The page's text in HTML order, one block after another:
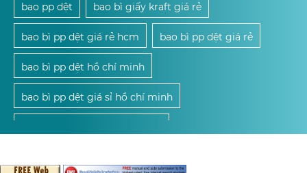
bao pp dệt bao bì giấy kraft giá rẻ
bao bì pp dệt giá rẻ hcm bao bì pp dệt giá rẻ
bao bì pp dệt hồ chí minh
bao bì pp dệt giá sỉ hồ chí minh